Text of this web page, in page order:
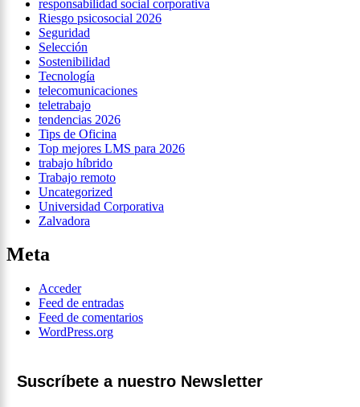
responsabilidad social corporativa
Riesgo psicosocial 2026
Seguridad
Selección
Sostenibilidad
Tecnología
telecomunicaciones
teletrabajo
tendencias 2026
Tips de Oficina
Top mejores LMS para 2026
trabajo híbrido
Trabajo remoto
Uncategorized
Universidad Corporativa
Zalvadora
Meta
Acceder
Feed de entradas
Feed de comentarios
WordPress.org
Suscríbete a nuestro Newsletter